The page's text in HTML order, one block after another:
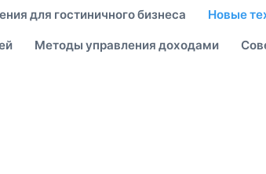
для гостиничного бизнеса Новые
Методы управления доходами